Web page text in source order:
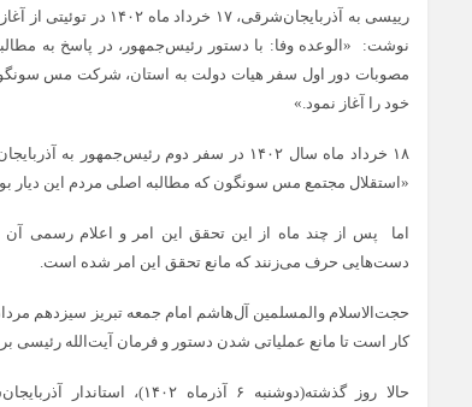
رییسی به
نوشت: «الوعده وفا: با دستور رئیس‌جمهور، در پاسخ به
مصوبات دور اول سفر هیات دولت به استان، شرکت مس
خود را آغاز نمود.»
۱۸ خرداد ماه سال ۱۴۰۲ در سفر دوم
«استقلال مجتمع مس سونگون که مطالبه اصلی مردم این دیار
اما پس از چند ماه از این تحقق این امر و اعلام رسمی
دست‌هایی حرف می‌زنند که مانع تحقق این امر شده است.
کار است تا مانع عملیاتی شدن دستور و فرمان آیت‌الله رئیسی
حالا روز گذشته(دوشنبه ۶